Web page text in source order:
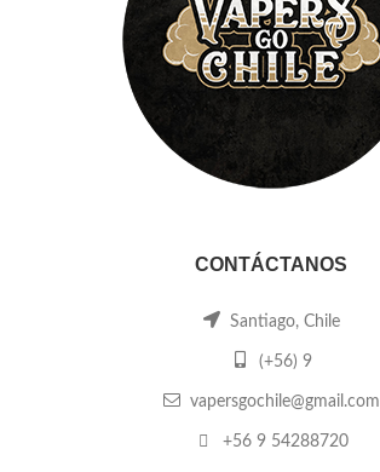
CONTÁCTANOS
Santiago, Chile
(+56) 9
vapersgochile@gmail.com
+56 9 54288720